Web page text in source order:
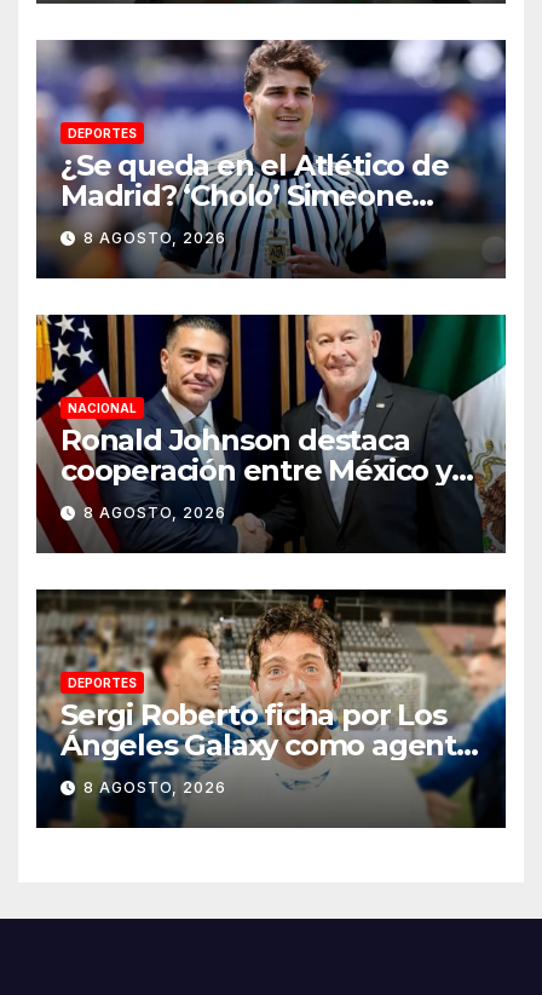
DEPORTES
¿Se queda en el Atlético de
Madrid? ‘Cholo’ Simeone
responde contundente sobre
el futuro de Julián Álvarez
8 AGOSTO, 2026
NACIONAL
Ronald Johnson destaca
cooperación entre México y
EU para la seguridad en
región aguacatera de
Michoacán
8 AGOSTO, 2026
DEPORTES
Sergi Roberto ficha por Los
Ángeles Galaxy como agente
libre hasta 2028
8 AGOSTO, 2026